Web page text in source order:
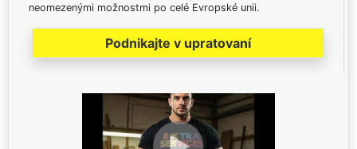
neomezenými možnostmi po celé Evropské unii.
Podnikajte v upratovaní